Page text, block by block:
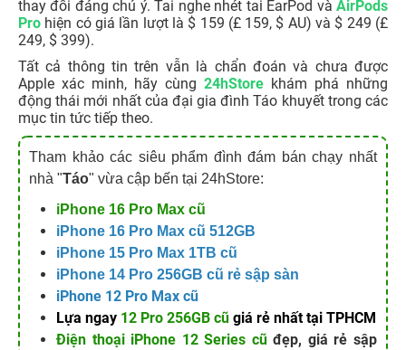
thay đổi đáng chú ý. Tai nghe nhét tai EarPod và AirPods
Pro hiện có giá lần lượt là $ 159 (£ 159, $ AU) và $ 249 (£
249, $ 399).
Tất cả thông tin trên vẫn là chẩn đoán và chưa được
Apple xác minh, hãy cùng 24hStore khám phá những
động thái mới nhất của đại gia đình Táo khuyết trong các
mục tin tức tiếp theo.
Tham khảo các siêu phẩm đình đám bán chạy nhất
nhà "Táo" vừa cập bến tại 24hStore:
iPhone 16 Pro Max cũ
iPhone 16 Pro Max cũ 512GB
iPhone 15 Pro Max 1TB cũ
iPhone 14 Pro 256GB cũ rẻ sập sàn
iPhone 12 Pro Max cũ
Lựa ngay 12 Pro 256GB cũ giá rẻ nhất tại TPHCM
Điện thoại iPhone 12 Series cũđẹp, giá rẻ sập